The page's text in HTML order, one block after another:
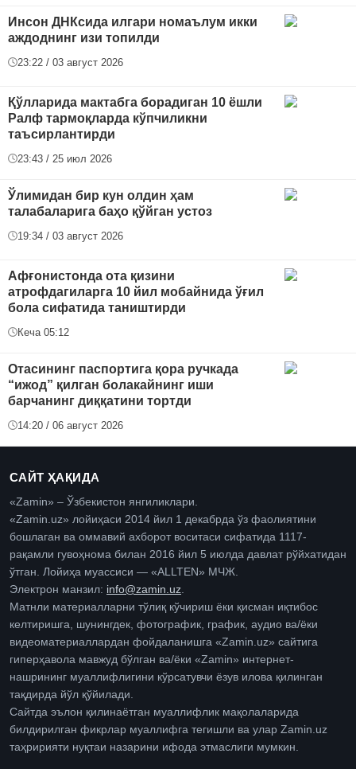
Инсон ДНКсида илгари номаълум икки
аждоднинг изи топилди
23:22 / 03 август 2026
Қўлларида мактабга борадиган 10 ёшли
Ралф тармоқларда кўпчиликни
таъсирлантирди
23:43 / 25 июл 2026
Ўлимидан бир кун олдин ҳам
талабаларига баҳо қўйган устоз
19:34 / 03 август 2026
Афғонистонда ота қизини
атрофдагиларга 10 йил мобайнида ўғил
бола сифатида таништирди
Кеча 05:12
Отасининг паспортига қора ручкада
“ижод” қилган болакайнинг иши
барчанинг диққатини тортди
14:20 / 06 август 2026
САЙТ ҲАҚИДА
«Zamin» – Ўзбекистон янгиликлари.
«Zamin.uz» лойиҳаси 2014 йил 1 декабрда ўз фаолиятини
бошлаган ва оммавий ахборот воситаси сифатида 1117-
рақамли гувоҳнома билан 2016 йил 5 июлда давлат рўйхатидан
ўтган. Лойиҳа муассиси — «ALLTEN» МЧЖ.
Электрон манзил: info@zamin.uz
Матнли материалларни тўлиқ кўчириш ёки қисман иқтибос
келтиришга, шунингдек, фотографик, график, аудио ва/ёки
видеоматериаллардан фойдаланишга «Zamin.uz» сайтига
гиперҳавола мавжуд бўлган ва/ёки «Zamin» интернет-
нашрининг муаллифлигини кўрсатувчи ёзув илова қилинган
тақдирда йўл қўйилади.
Сайтда эълон қилинаётган муаллифлик мақолаларида
билдирилган фикрлар муаллифга тегишли ва улар Zamin.uz
таҳририяти нуқтаи назарини ифода этмаслиги мумкин.